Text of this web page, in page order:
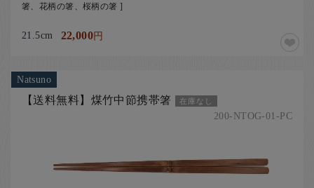
箸、花柄の箸、桜柄の箸 ]
21.5cm 22,000円
Natsuno
【送料無料】煤竹中節携帯箸 在庫なし
200-NTOG-01-PC